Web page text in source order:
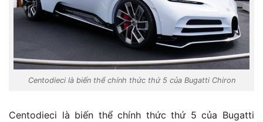
Centodieci là biến thể chính thức thứ 5 của Bugatti Chiron
Centodieci là biến thể chính thức thứ 5 của Bugatti